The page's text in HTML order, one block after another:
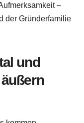
–
der Gründerfamilie
und